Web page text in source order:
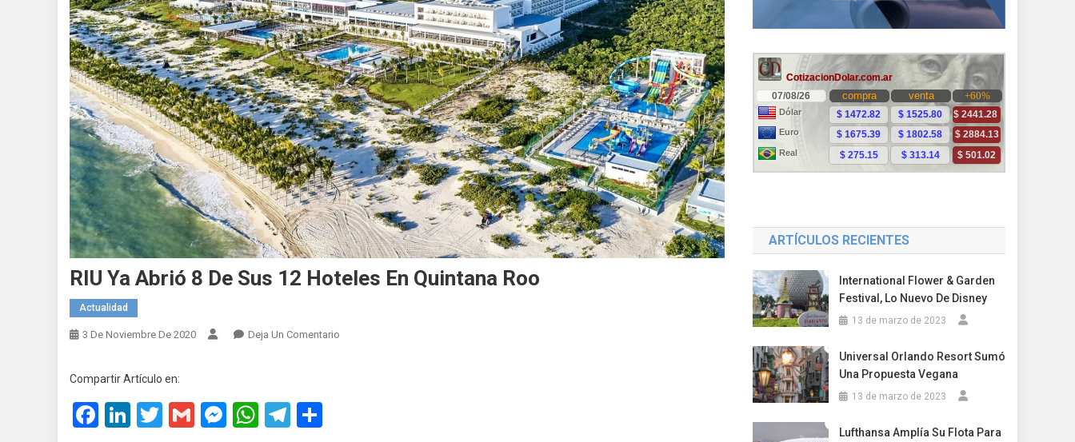
RIU Ya Abrió 8 De Sus 12 Hoteles En Quintana Roo
Actualidad
3 De Noviembre De 2020 Deja Un Comentario
Compartir Artículo en:
Facebook
LinkedIn
Twitter
GmailMessenger
WhatsApp
Telegram
ARTÍCULOS RECIENTES
International Flower & Garden
Festival, Lo Nuevo De Disney
13 de marzo de 2023
Universal Orlando Resort Sumó
Una Propuesta Vegana
13 de marzo de 2023
Lufthansa Amplía Su Flota Para